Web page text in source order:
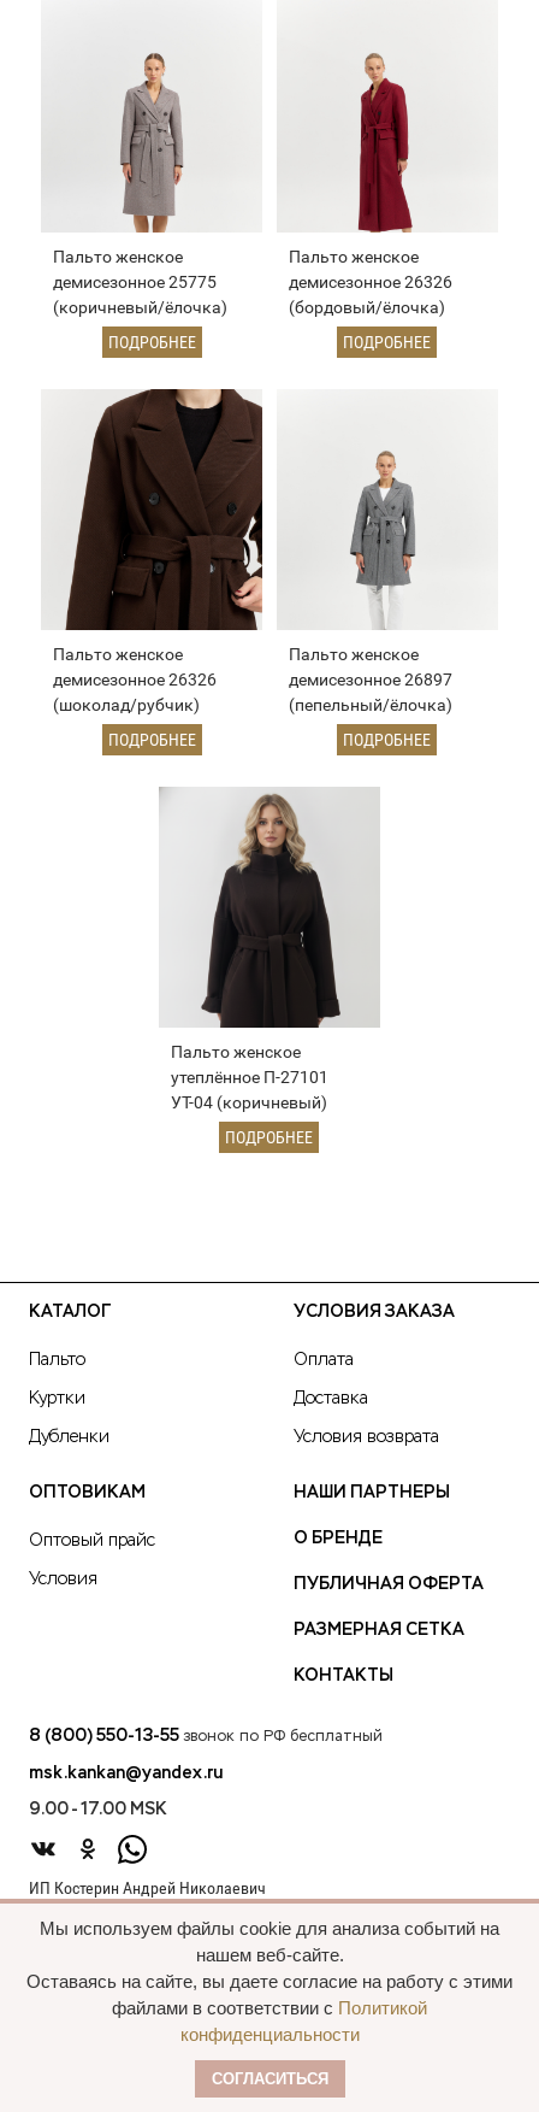
Пальто женское
демисезонное 25775
(коричневый/ёлочка)
ПОДРОБНЕЕ
Пальто женское
демисезонное 26326
(бордовый/ёлочка)
ПОДРОБНЕЕ
Пальто женское
демисезонное 26326
(шоколад/рубчик)
ПОДРОБНЕЕ
Пальто женское
демисезонное 26897
(пепельный/ёлочка)
ПОДРОБНЕЕ
Пальто женское
утеплённое П-27101
УТ-04 (коричневый)
ПОДРОБНЕЕ
КАТАЛОГ
Пальто
Куртки
Дубленки
УСЛОВИЯ ЗАКАЗА
Оплата
Доставка
Условия возврата
ОПТОВИКАМ
Оптовый прайс
Условия
НАШИ ПАРТНЕРЫ
О БРЕНДЕ
ПУБЛИЧНАЯ ОФЕРТА
РАЗМЕРНАЯ СЕТКА
КОНТАКТЫ
8 (800) 550-13-55 звонок по РФ бесплатный
msk.kankan@yandex.ru
9.00 - 17.00 MSK
ИП Костерин Андрей Николаевич
440012, проезд 2-й Лиственный д.20 г. Пенза Пензенская обл.,
Мы используем файлы cookie для анализа событий на
нашем веб-сайте.
Оставаясь на сайте, вы даете согласие на работу с этими
файлами в соответствии с Политикой
конфиденциальности
СОГЛАСИТЬСЯ
Все права сохранены, 2015—2025 Пальто